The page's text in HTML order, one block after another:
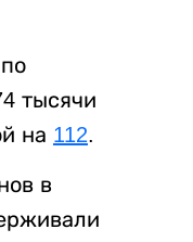
тысячи
на 112.
в